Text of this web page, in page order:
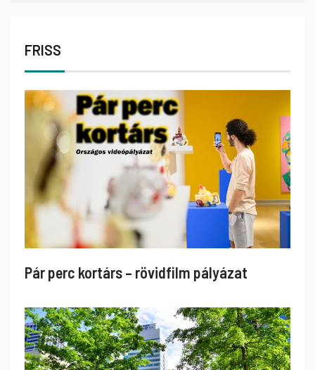
FRISS
Pár perc kortárs – rövidfilm pályázat